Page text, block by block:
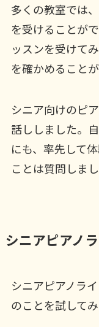
多くの教室では
を受けることが
ッスンを受けて
を確かめることが
シニア向けのピ
話ししました。
にも、率先して
ことは質問しまし
シニアピアノ
シニアピアノラ
のことを試して